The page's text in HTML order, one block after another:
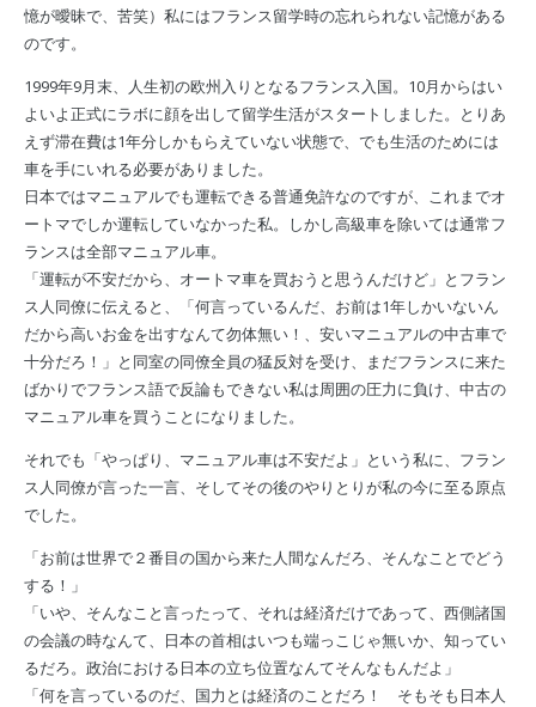
憶が曖昧で、苦笑）私にはフランス留学時の忘れられない記憶がある
のです。
1999年9月末、人生初の欧州入りとなるフランス入国。10月からはい
よいよ正式にラボに顔を出して留学生活がスタートしました。とりあ
えず滞在費は1年分しかもらえていない状態で、でも生活のためには
車を手にいれる必要がありました。
日本ではマニュアルでも運転できる普通免許なのですが、これまでオ
ートマでしか運転していなかった私。しかし高級車を除いては通常フ
ランスは全部マニュアル車。
「運転が不安だから、オートマ車を買おうと思うんだけど」とフラン
ス人同僚に伝えると、「何言っているんだ、お前は1年しかいないん
だから高いお金を出すなんて勿体無い！、安いマニュアルの中古車で
十分だろ！」と同室の同僚全員の猛反対を受け、まだフランスに来た
ばかりでフランス語で反論もできない私は周囲の圧力に負け、中古の
マニュアル車を買うことになりました。
それでも「やっぱり、マニュアル車は不安だよ」という私に、フラン
ス人同僚が言った一言、そしてその後のやりとりが私の今に至る原点
でした。
「お前は世界で２番目の国から来た人間なんだろ、そんなことでどう
する！」
「いや、そんなこと言ったって、それは経済だけであって、西側諸国
の会議の時なんて、日本の首相はいつも端っこじゃ無いか、知ってい
るだろ。政治における日本の立ち位置なんてそんなもんだよ」
「何を言っているのだ、国力とは経済のことだろ！ そもそも日本人